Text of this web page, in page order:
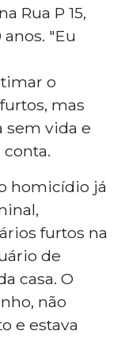
Rua P 15,
"Eu
o
mas
sem vida e
homicídio já
furtos na
de
casa. O
não
e estava